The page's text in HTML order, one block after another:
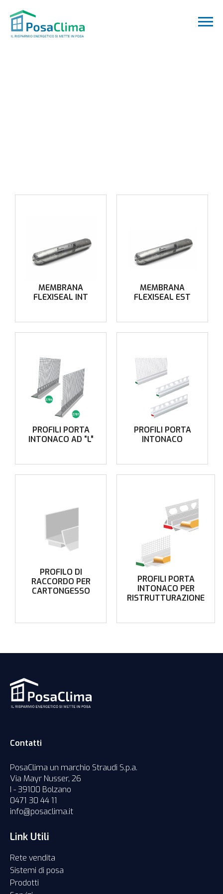
MEMBRANA
FLEXISEAL INT
MEMBRANA
FLEXISEAL EST
PROFILI PORTA
INTONACO AD “L”
PROFILI PORTA
INTONACO
PROFILO DI
RACCORDO PER
CARTONGESSO
PROFILI PORTA
INTONACO PER
RISTRUTTURAZIONE
Contatti
PosaClima un marchio Straudi S.p.a.
Via Mayr Nusser, 26
I - 39100 Bolzano
0471 30 44 11
info@posaclima.it
Link Utili
Rete vendita
Sistemi di posa
Prodotti